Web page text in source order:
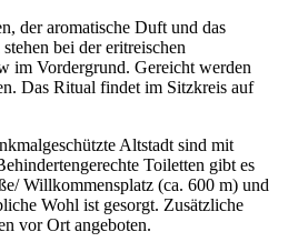
der aromatische Duft und das
bei der eritreischen
im Vordergrund. Gereicht werden
Das Ritual findet im Sitzkreis auf
Altstadt sind mit
Toiletten gibt es
Willkommensplatz (ca. 600 m) und
Wohl ist gesorgt. Zusätzliche
vor Ort angeboten.